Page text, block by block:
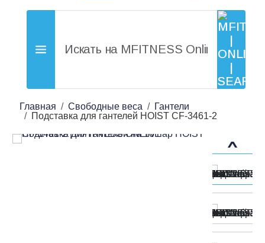
Главная Свободные веса
Гантели
Подставка для гантелей HOIST CF-3461-2